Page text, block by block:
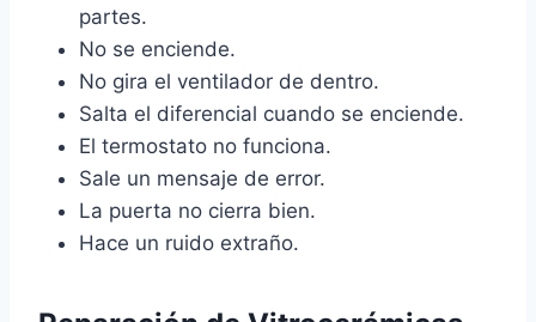
partes.
No se enciende.
No gira el ventilador de dentro.
Salta el diferencial cuando se enciende.
El termostato no funciona.
Sale un mensaje de error.
La puerta no cierra bien.
Hace un ruido extraño.